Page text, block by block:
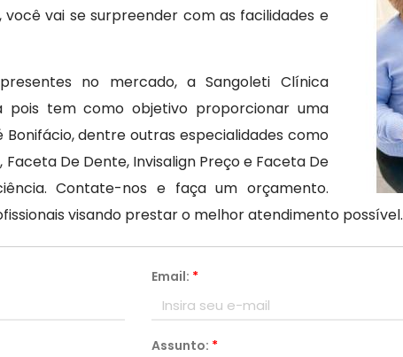
vai se surpreender com as facilidades e
no mercado, a Sangoleti Clínica
pois tem como objetivo proporcionar uma
dentre outras especialidades como
De Dente, Invisalign Preço e Faceta De
Contate-nos e faça um orçamento.
visando prestar o melhor atendimento possível.
Email: *
Assunto: *